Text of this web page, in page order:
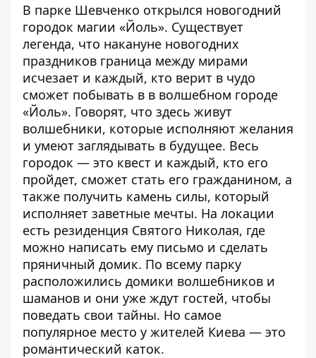
В парке Шевченко открылся новогодний
городок магии «Йоль». Существует
легенда, что накануне новогодних
праздников граница между мирами
исчезает и каждый, кто верит в чудо
сможет побывать в в волшебном городе
«Йоль». Говорят, что здесь живут
волшебники, которые исполняют желания
и умеют заглядывать в будущее. Весь
городок — это квест и каждый, кто его
пройдет, сможет стать его гражданином, а
также получить камень силы, который
исполняет заветные мечты. На локации
есть резиденция Святого Николая, где
можно написать ему письмо и сделать
пряничный домик. По всему парку
расположились домики волшебников и
шаманов и они уже ждут гостей, чтобы
поведать свои тайны. Но самое
популярное место у жителей Киева — это
романтический каток.